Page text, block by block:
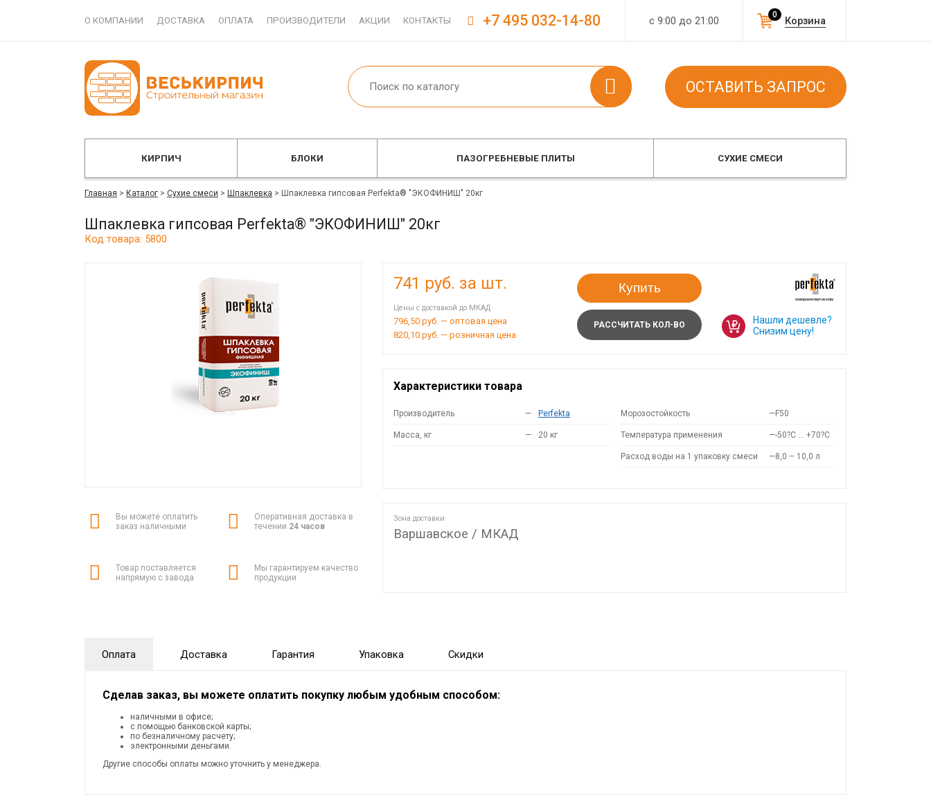
О КОМПАНИИ ДОСТАВКА ОПЛАТА ПРОИЗВОДИТЕЛИ АКЦИИ КОНТАКТЫ с 9:00 до 21:00 Корзина
0
+7 495 032-14-80
ОСТАВИТЬ ЗАПРОС
КИРПИЧ БЛОКИ ПАЗОГРЕБНЕВЫЕ ПЛИТЫ СУХИЕ СМЕСИ
Главная > Каталог > Сухие смеси > Шпаклевка > Шпаклевка гипсовая Perfekta® "ЭКОФИНИШ" 20кг
Шпаклевка гипсовая Perfekta® "ЭКОФИНИШ" 20кг
Код товара: 5800
Вы можете оплатить
заказ наличными
Оперативная доставка в
течении 24 часов
Товар поставляется
напрямую с завода
Мы гарантируем качество
продукции
741 руб. за шт.
Цены с доставкой до МКАД
796,50 руб. — оптовая цена
820,10 руб. — розничная цена
Купить
РАССЧИТАТЬ КОЛ-ВО
Нашли дешевле?
Снизим цену!
Характеристики товара
Производитель — Perfekta
Масса, кг — 20 кг
Морозостойкость —F50
Температура применения —-50?С … +70?С
Расход воды на 1 упаковку смеси —8,0 – 10,0 л
Зона доставки
Варшавское / МКАД
Оплата Доставка Гарантия Упаковка Скидки
Сделав заказ, вы можете оплатить покупку любым удобным способом:
наличными в офисе;
с помощью банковской карты;
по безналичному расчету;
электронными деньгами.
Другие способы оплаты можно уточнить у менеджера.